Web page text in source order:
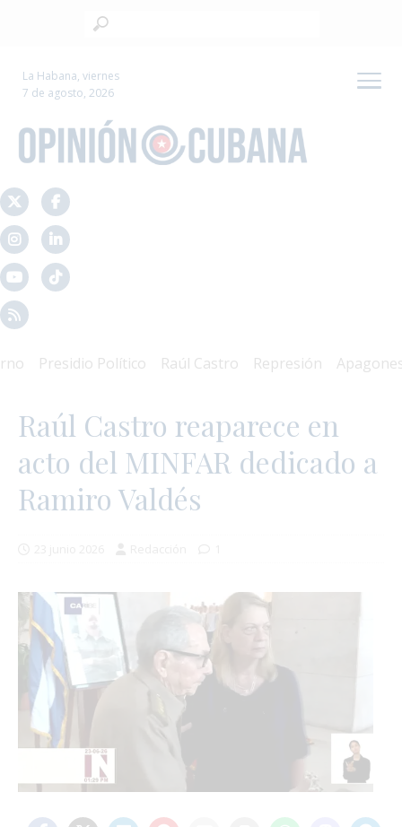
La Habana, viernes
7 de agosto, 2026
Presidio Político Raúl Castro Represión Apagones
Raúl Castro reaparece en
acto del MINFAR dedicado a
Ramiro Valdés